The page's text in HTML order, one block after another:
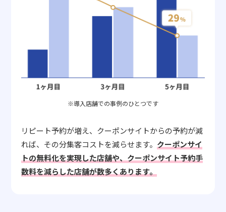
※導入店舗での事例のひとつです
リピート予約が増え、クーポンサイトからの予約が減
れば、その分集客コストを減らせます。 クーポンサイ
トの無料化を実現した店舗や、クーポンサイト予約手
数料を減らした店舗が数多くあります。